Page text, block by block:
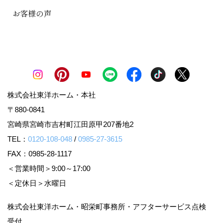
お客様の声
株式会社東洋ホーム・本社
〒880-0841
宮崎県宮崎市吉村町江田原甲207番地2
TEL： 0120-108-048 / 0985-27-3615
FAX：0985-28-1117
＜営業時間＞9:00～17:00
＜定休日＞水曜日
株式会社東洋ホーム・昭栄町事務所・アフターサービス点検
受付